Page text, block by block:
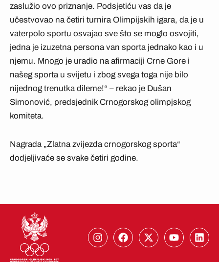
zaslužio ovo priznanje. Podsjetiću vas da je
učestvovao na četiri turnira Olimpijskih igara, da je u
vaterpolo sportu osvajao sve što se moglo osvojiti,
jedna je izuzetna persona van sporta jednako kao i u
njemu. Mnogo je uradio na afirmaciji Crne Gore i
našeg sporta u svijetu i zbog svega toga nije bilo
nijednog trenutka dileme!“ – rekao je Dušan
Simonović, predsjednik Crnogorskog olimpjskog
komiteta.
Nagrada „Zlatna zvijezda crnogorskog sporta“
dodjeljivaće se svake četiri godine.
I
n
F
a
X
-
Y
o
L
i